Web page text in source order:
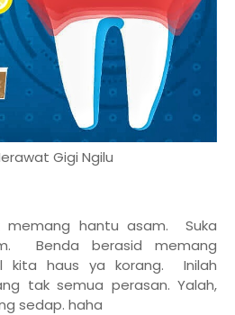
Gigi Ngilu
hantu asam. Suka
Benda berasid memang
kita haus ya korang. Inilah
tak semua perasan. Yalah,
sedap. haha